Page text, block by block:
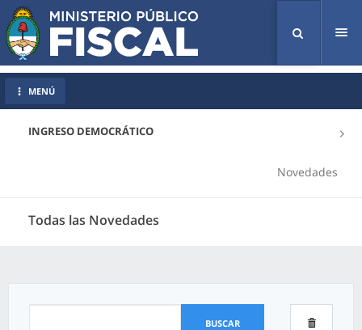
INGRESO DEMOCRÁTICO
Novedades
Todas las Novedades
MENÚ
BUSCAR